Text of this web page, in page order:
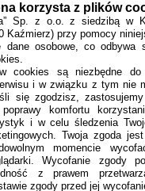
blisko tam,
chcesz:
Facebook
korzysta z plików
Sp. z o.o. z siedzibą w
Kaźmierz) przy pomocy
dane osobowe, co odbywa
cookies są niezbędne do
i w związku z tym nie
się zgodzisz,
komfortu
i w celu śledzenia
Twoja zgoda
momencie
Wycofanie zgody
z prawem
zgody przed jej